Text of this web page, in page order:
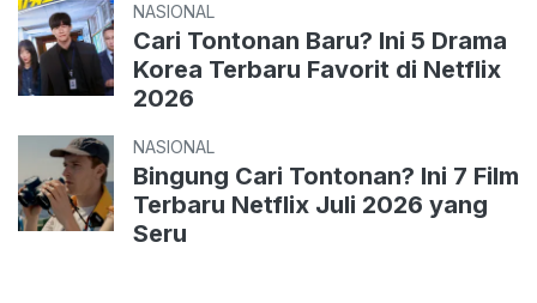
NASIONAL
Cari Tontonan Baru? Ini 5 Drama
Korea Terbaru Favorit di Netflix
2026
NASIONAL
Bingung Cari Tontonan? Ini 7 Film
Terbaru Netflix Juli 2026 yang
Seru